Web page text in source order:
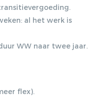
al het werk is
WW naar twee jaar.
flex).
amet,
eu lacinia